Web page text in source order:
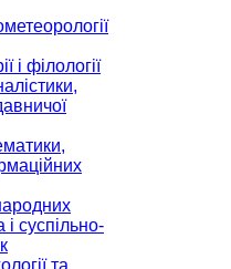
і філології
і суспільно-
та